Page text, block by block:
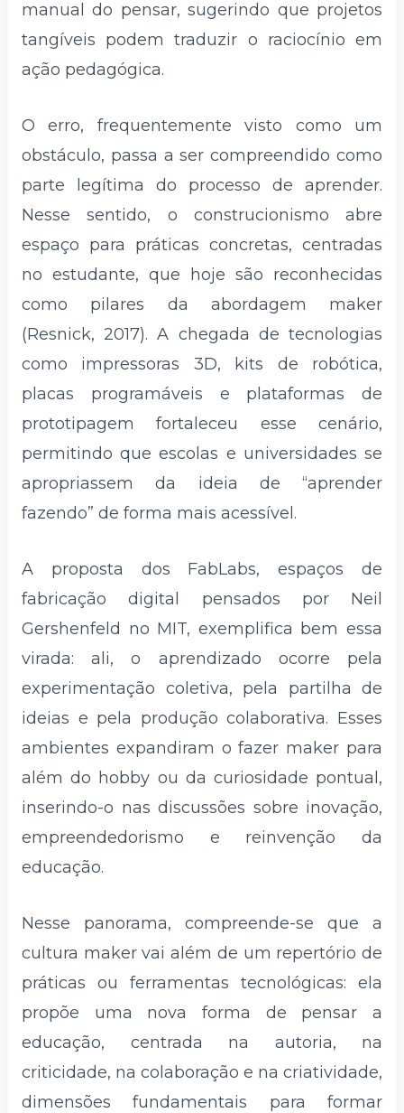
manual do pensar, sugerindo que projetos
tangíveis podem traduzir o raciocínio em
ação pedagógica.
O erro, frequentemente visto como um
obstáculo, passa a ser compreendido como
parte legítima do processo de aprender.
Nesse sentido, o construcionismo abre
espaço para práticas concretas, centradas
no estudante, que hoje são reconhecidas
como pilares da abordagem maker
(Resnick, 2017). A chegada de tecnologias
como impressoras 3D, kits de robótica,
placas programáveis e plataformas de
prototipagem fortaleceu esse cenário,
permitindo que escolas e universidades se
apropriassem da ideia de “aprender
fazendo” de forma mais acessível.
A proposta dos FabLabs, espaços de
fabricação digital pensados por Neil
Gershenfeld no MIT, exemplifica bem essa
virada: ali, o aprendizado ocorre pela
experimentação coletiva, pela partilha de
ideias e pela produção colaborativa. Esses
ambientes expandiram o fazer maker para
além do hobby ou da curiosidade pontual,
inserindo-o nas discussões sobre inovação,
empreendedorismo e reinvenção da
educação.
Nesse panorama, compreende-se que a
cultura maker vai além de um repertório de
práticas ou ferramentas tecnológicas: ela
propõe uma nova forma de pensar a
educação, centrada na autoria, na
criticidade, na colaboração e na criatividade,
dimensões fundamentais para formar